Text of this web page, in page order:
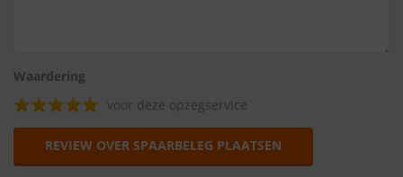
Waardering
voor deze opzegservice
REVIEW OVER SPAARBELEG PLAATSEN